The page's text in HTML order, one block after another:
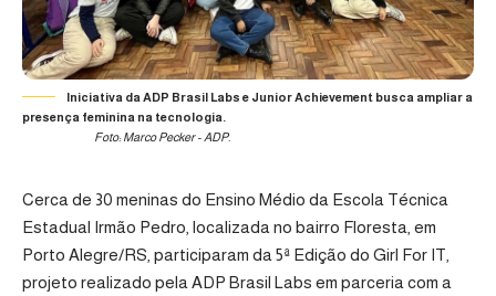
Iniciativa da ADP Brasil Labs e Junior Achievement busca ampliar a
presença feminina na tecnologia.
Foto: Marco Pecker - ADP.
Cerca de 30 meninas do Ensino Médio da Escola Técnica
Estadual Irmão Pedro, localizada no bairro Floresta, em
Porto Alegre/RS, participaram da 5ª Edição do Girl For IT,
projeto realizado pela ADP Brasil Labs em parceria com a